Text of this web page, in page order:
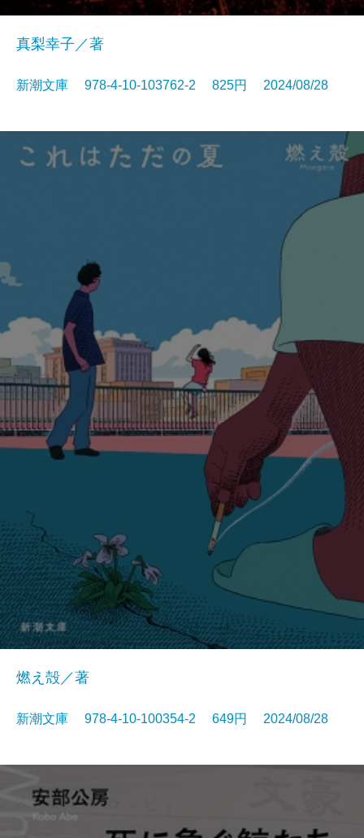
真梨幸子／著
新潮文庫 978-4-10-103762-2 825円 2024/08/28
燃え殻／著
新潮文庫 978-4-10-100354-2 649円 2024/08/28